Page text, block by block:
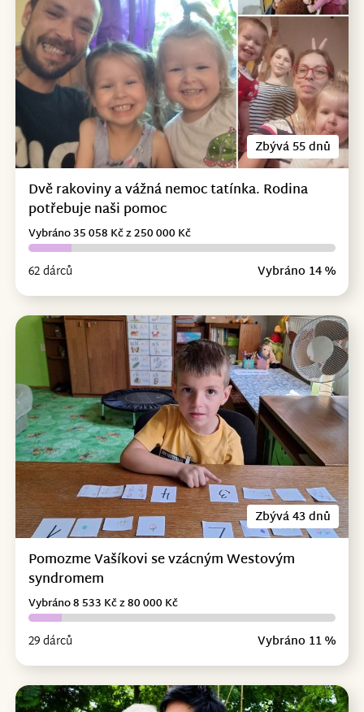
Zbývá 55 dnů
Dvě rakoviny a vážná nemoc tatínka. Rodina
potřebuje naši pomoc
62 dárců Vybráno 14 %
Vybráno 35 058 Kč z 250 000 Kč
Zbývá 43 dnů
Pomozme Vašíkovi se vzácným Westovým
syndromem
29 dárců Vybráno 11 %
Vybráno 8 533 Kč z 80 000 Kč